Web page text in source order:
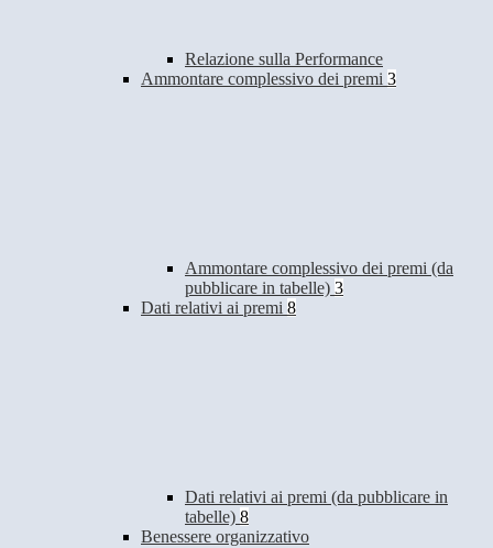
Relazione sulla Performance
Ammontare complessivo dei premi 3
Ammontare complessivo dei premi (da
pubblicare in tabelle) 3
Dati relativi ai premi 8
Dati relativi ai premi (da pubblicare in
tabelle) 8
Benessere organizzativo